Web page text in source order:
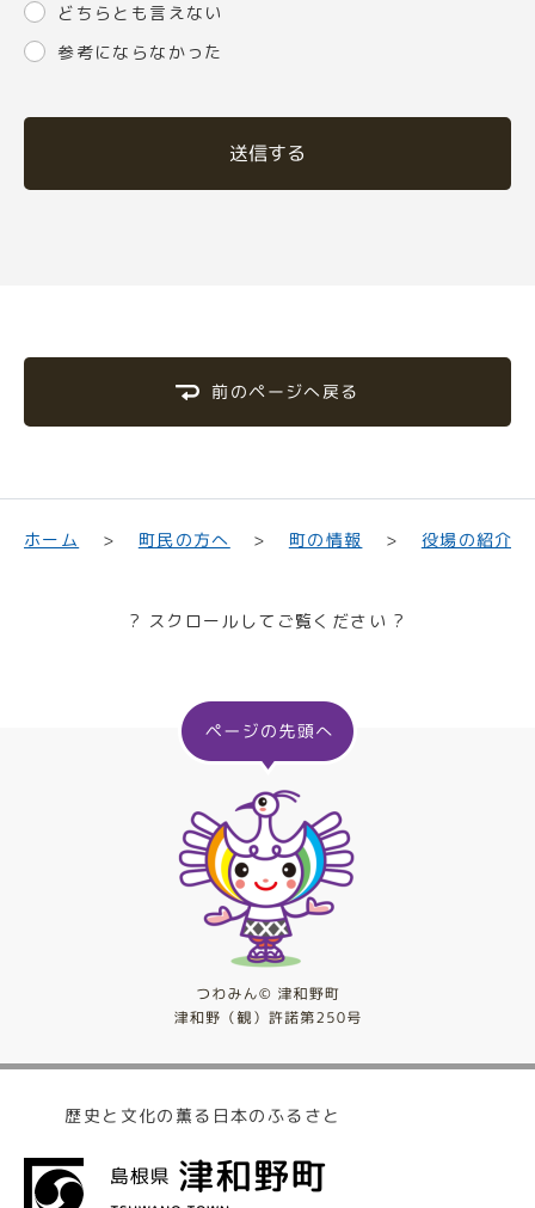
どちらとも言えない
参考にならなかった
送信する
前のページへ戻る
ホーム 町民の方へ 町の情報 役場の紹介
? スクロールしてご覧ください ?
歴史と文化の薫る日本のふるさと